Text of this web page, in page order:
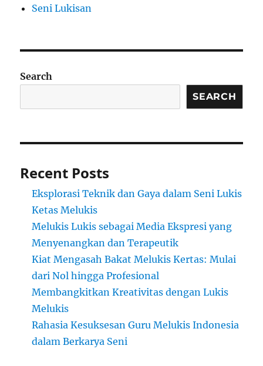
Seni Lukisan
Search
SEARCH
Recent Posts
Eksplorasi Teknik dan Gaya dalam Seni Lukis
Ketas Melukis
Melukis Lukis sebagai Media Ekspresi yang
Menyenangkan dan Terapeutik
Kiat Mengasah Bakat Melukis Kertas: Mulai
dari Nol hingga Profesional
Membangkitkan Kreativitas dengan Lukis
Melukis
Rahasia Kesuksesan Guru Melukis Indonesia
dalam Berkarya Seni